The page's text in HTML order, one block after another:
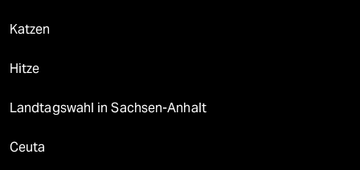
Katzen
Hitze
Landtagswahl in Sachsen-Anhalt
Ceuta